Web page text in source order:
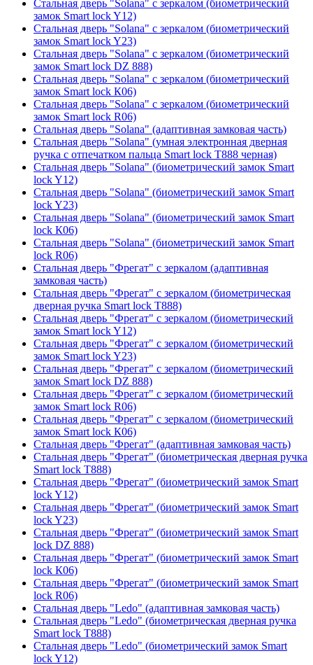
Стальная дверь "Solana" с зеркалом (биометрический
замок Smart lock Y12)
Стальная дверь "Solana" с зеркалом (биометрический
замок Smart lock Y23)
Стальная дверь "Solana" с зеркалом (биометрический
замок Smart lock DZ 888)
Стальная дверь "Solana" с зеркалом (биометрический
замок Smart lock К06)
Стальная дверь "Solana" с зеркалом (биометрический
замок Smart lock R06)
Стальная дверь "Solana" (адаптивная замковая часть)
Стальная дверь "Solana" (умная электронная дверная
ручка с отпечатком пальца Smart lock T888 черная)
Стальная дверь "Solana" (биометрический замок Smart
lock Y12)
Стальная дверь "Solana" (биометрический замок Smart
lock Y23)
Стальная дверь "Solana" (биометрический замок Smart
lock К06)
Стальная дверь "Solana" (биометрический замок Smart
lock R06)
Стальная дверь "Фрегат" с зеркалом (адаптивная
замковая часть)
Стальная дверь "Фрегат" с зеркалом (биометрическая
дверная ручка Smart lock T888)
Стальная дверь "Фрегат" с зеркалом (биометрический
замок Smart lock Y12)
Стальная дверь "Фрегат" с зеркалом (биометрический
замок Smart lock Y23)
Стальная дверь "Фрегат" с зеркалом (биометрический
замок Smart lock DZ 888)
Стальная дверь "Фрегат" с зеркалом (биометрический
замок Smart lock R06)
Стальная дверь "Фрегат" с зеркалом (биометрический
замок Smart lock К06)
Стальная дверь "Фрегат" (адаптивная замковая часть)
Стальная дверь "Фрегат" (биометрическая дверная ручка
Smart lock T888)
Стальная дверь "Фрегат" (биометрический замок Smart
lock Y12)
Стальная дверь "Фрегат" (биометрический замок Smart
lock Y23)
Стальная дверь "Фрегат" (биометрический замок Smart
lock DZ 888)
Стальная дверь "Фрегат" (биометрический замок Smart
lock К06)
Стальная дверь "Фрегат" (биометрический замок Smart
lock R06)
Стальная дверь "Ledo" (адаптивная замковая часть)
Стальная дверь "Ledo" (биометрическая дверная ручка
Smart lock T888)
Стальная дверь "Ledo" (биометрический замок Smart
lock Y12)